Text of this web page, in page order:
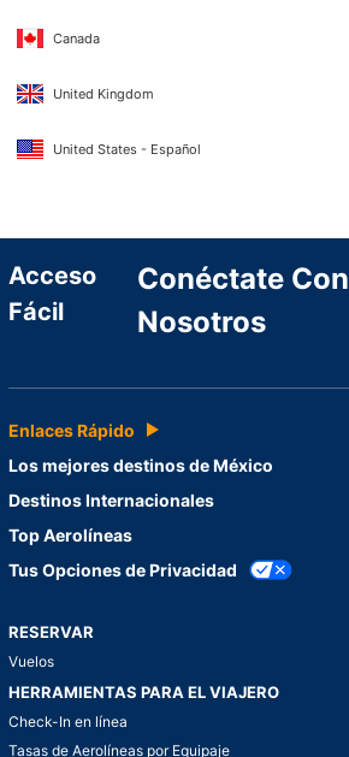
Canada
United Kingdom
United States - Español
Acceso
Fácil
Conéctate Con
Nosotros
Enlaces Rápido
Los mejores destinos de México
Destinos Internacionales
Top Aerolíneas
Tus Opciones de Privacidad
RESERVAR
Vuelos
HERRAMIENTAS PARA EL VIAJERO
Check-In en línea
Tasas de Aerolíneas por Equipaje